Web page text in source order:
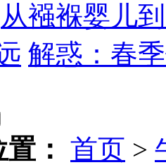
从襁褓婴儿
解惑：春
： 首页 >